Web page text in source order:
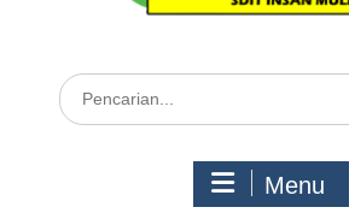
Search
for:
Menu